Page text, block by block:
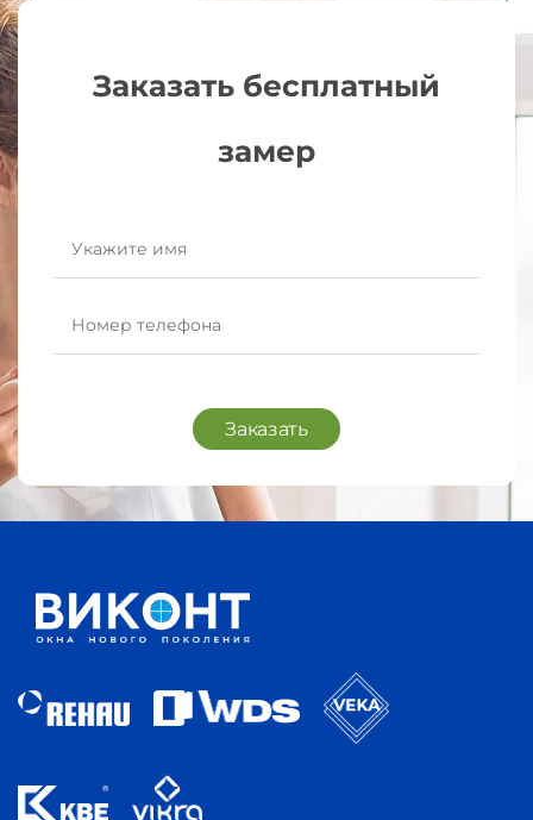
Заказать бесплатный
замер
Заказать